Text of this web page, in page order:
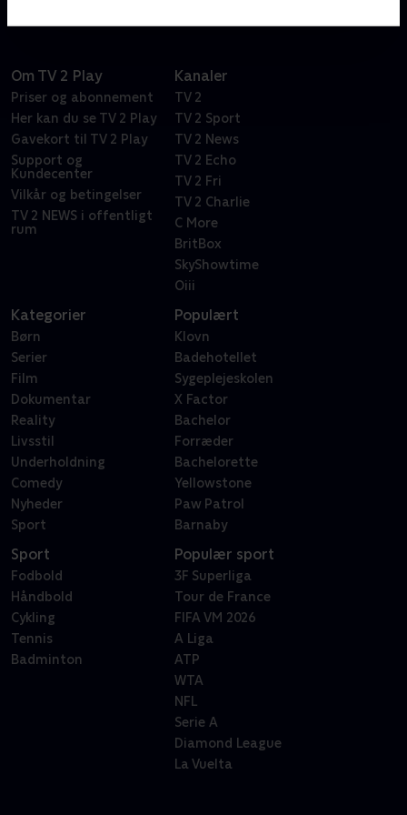
Om TV 2 Play
Priser og abonnement
Her kan du se TV 2 Play
Gavekort til TV 2 Play
Support og
Kundecenter
Vilkår og betingelser
TV 2 NEWS i offentligt
rum
Kanaler
TV 2
TV 2 Sport
TV 2 News
TV 2 Echo
TV 2 Fri
TV 2 Charlie
C More
BritBox
SkyShowtime
Oiii
Kategorier
Børn
Serier
Film
Dokumentar
Reality
Livsstil
Underholdning
Comedy
Nyheder
Sport
Populært
Klovn
Badehotellet
Sygeplejeskolen
X Factor
Bachelor
Forræder
Bachelorette
Yellowstone
Paw Patrol
Barnaby
Sport
Fodbold
Håndbold
Cykling
Tennis
Badminton
Populær sport
3F Superliga
Tour de France
FIFA VM 2026
A Liga
ATP
WTA
NFL
Serie A
Diamond League
La Vuelta